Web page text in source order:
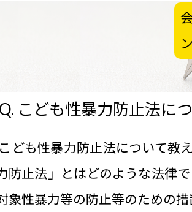
Q. こども性暴力防止法に
ども性暴力防止法について教
防止法」とはどのような法律
象性暴力等の防止等のための措